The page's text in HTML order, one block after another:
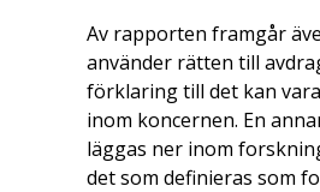
Av rapporten framgår
använder rätten till
förklaring till det kan
inom koncernen. En
läggas ner inom
det som definieras som